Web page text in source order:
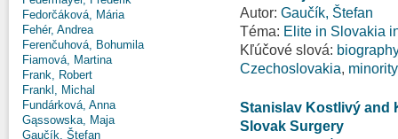
Fedorčáková, Mária
Fehér, Andrea
Ferenčuhová, Bohumila
Fiamová, Martina
Frank, Robert
Frankl, Michal
Fundárková, Anna
Gąssowska, Maja
Gaučík, Štefan
Autor: Gaučík, Štefan
Téma: Elite in Slovakia
Kľúčové slová: biography
Czechoslovakia,
Stanislav Kostlivý and
Slovak Surgery